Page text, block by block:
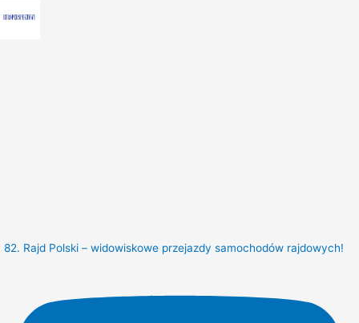
82. Rajd Polski – widowiskowe przejazdy samochodów rajdowych!